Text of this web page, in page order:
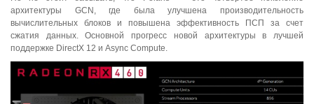
архитектуры GCN, где была улучшена производительность
вычислительных блоков и повышена эффективность ПСП за счет
сжатия данных. Основной прогресс новой архитектуры в лучшей
поддержке DirectX 12 и Async Compute.